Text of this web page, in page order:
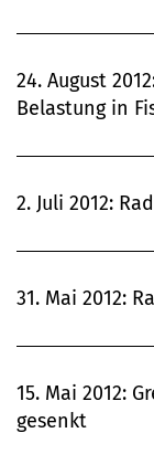
24. August
Belastung in
2. Juli 2012:
31. Mai 2012:
15. Mai 2012:
gesenkt